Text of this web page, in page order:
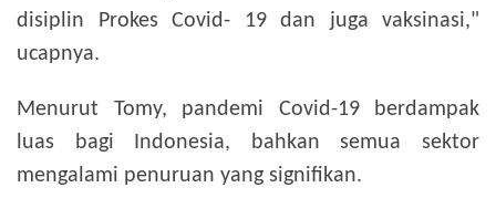
disiplin Prokes Covid- 19 dan juga vaksinasi,"
ucapnya.
Menurut Tomy, pandemi Covid-19 berdampak
luas bagi Indonesia, bahkan semua sektor
mengalami penuruan yang signifikan.